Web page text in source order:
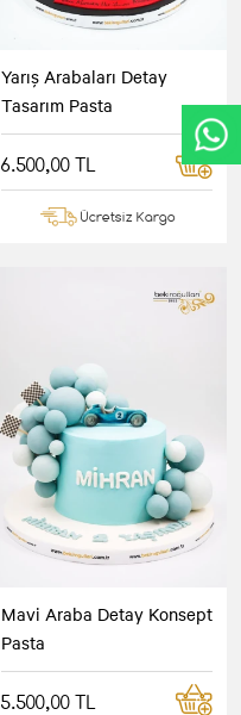
Yarış Arabaları Detay
Tasarım Pasta
6.500,00 TL
Ücretsiz Kargo
Mavi Araba Detay Konsept
Pasta
5.500,00 TL